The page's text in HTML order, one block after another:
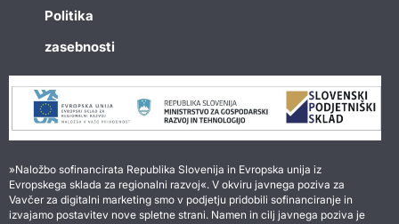
Politika
zasebnosti
»Naložbo sofinancirata Republika Slovenija in Evropska unija iz
Evropskega sklada za regionalni razvoj«. V okviru javnega poziva za
Vavčer za digitalni marketing smo v podjetju pridobili sofinanciranje in
izvajamo postavitev nove spletne strani. Namen in cilj javnega poziva je